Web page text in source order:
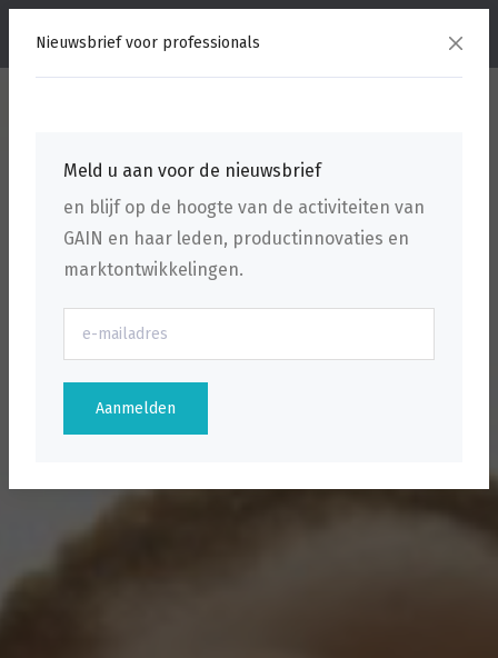
Nieuwsbrief voor professionals
Meld u aan voor de nieuwsbrief
en blijf op de hoogte van de activiteiten van
GAIN en haar leden, productinnovaties en
marktontwikkelingen.